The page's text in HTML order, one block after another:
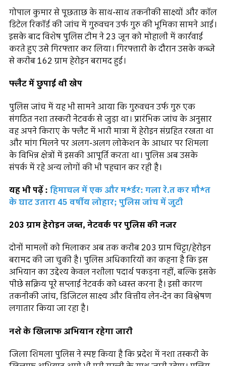
गोपाल कुमार से पूछताछ के साथ-साथ तकनीकी साक्ष्यों और कॉल
डिटेल रिकॉर्ड की जांच में गुरुवचन उर्फ गुरु की भूमिका सामने आई।
इसके बाद विशेष पुलिस टीम ने 23 जून को मोहाली में कार्रवाई
करते हुए उसे गिरफ्तार कर लिया। गिरफ्तारी के दौरान उसके कब्जे
से करीब 162 ग्राम हेरोइन बरामद हुई।
फ्लैट में छुपाई थी खेप
पुलिस जांच में यह भी सामने आया कि गुरुवचन उर्फ गुरु एक
संगठित नशा तस्करी नेटवर्क से जुड़ा था। प्रारंभिक जांच के अनुसार
वह अपने किराए के फ्लैट में भारी मात्रा में हेरोइन संग्रहित रखता था
और मांग मिलने पर अलग-अलग लोकेशन के आधार पर शिमला
के विभिन्न क्षेत्रों में इसकी आपूर्ति करता था। पुलिस अब उसके
संपर्क में रहे अन्य लोगों की भी पहचान कर रही है।
यह भी पढ़ें : हिमाचल में एक और म*र्डर: गला रे.त कर मौ*त
के घाट उतारा 45 वर्षीय लोहार; पुलिस जांच में जुटी
203 ग्राम हेरोइन जब्त, नेटवर्क पर पुलिस की नजर
दोनों मामलों को मिलाकर अब तक करीब 203 ग्राम चिट्टा/हेरोइन
बरामद की जा चुकी है। पुलिस अधिकारियों का कहना है कि इस
अभियान का उद्देश्य केवल नशीला पदार्थ पकड़ना नहीं, बल्कि इसके
पीछे सक्रिय पूरे सप्लाई नेटवर्क को ध्वस्त करना है। इसी कारण
तकनीकी जांच, डिजिटल साक्ष्य और वित्तीय लेन-देन का विश्लेषण
लगातार किया जा रहा है।
नशे के खिलाफ अभियान रहेगा जारी
जिला शिमला पुलिस ने स्पष्ट किया है कि प्रदेश में नशा तस्करी के